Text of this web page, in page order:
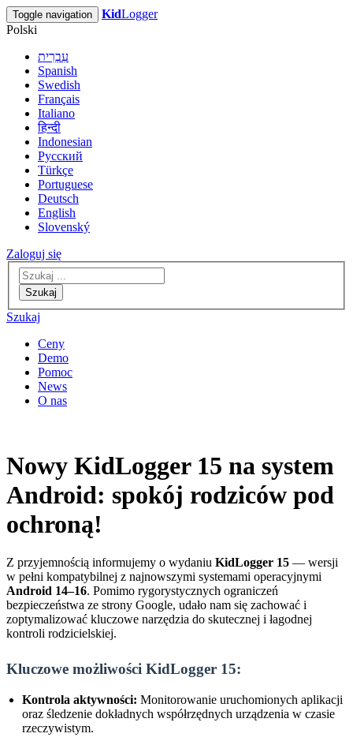
Toggle navigation KidLogger
Polski
עִבְרִית
Spanish
Swedish
Français
Italiano
हिन्दी
Indonesian
Русский
Türkçe
Portuguese
Deutsch
English
Slovenský
Zaloguj się
Szukaj
Szukaj
Ceny
Demo
Pomoc
News
O nas
Nowy KidLogger 15 na system
Android: spokój rodziców pod
ochroną!
Z przyjemnością informujemy o wydaniu KidLogger 15 — wersji
w pełni kompatybilnej z najnowszymi systemami operacyjnymi
Android 14–16. Pomimo rygorystycznych ograniczeń
bezpieczeństwa ze strony Google, udało nam się zachować i
zoptymalizować kluczowe narzędzia do skutecznej i łagodnej
kontroli rodzicielskiej.
Kluczowe możliwości KidLogger 15:
Kontrola aktywności: Monitorowanie uruchomionych aplikacji
oraz śledzenie dokładnych współrzędnych urządzenia w czasie
rzeczywistym.